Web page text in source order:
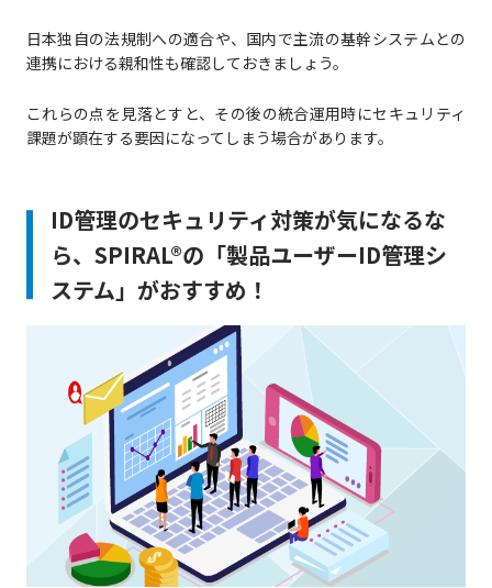
日本独自の法規制への適合や、国内で主流の基幹システムとの
連携における親和性も確認しておきましょう。
これらの点を見落とすと、その後の統合運用時にセキュリティ
課題が顕在する要因になってしまう場合があります。
ID管理のセキュリティ対策が気になるな
ら、SPIRAL®の「製品ユーザーID管理シ
ステム」がおすすめ！